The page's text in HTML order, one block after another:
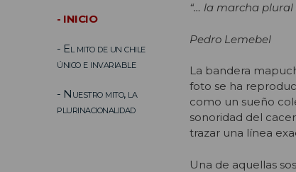
- INICIO
- El mito de un chile
único e invariable
- Nuestro mito, la
plurinacionalidad
“… la marcha plural
Pedro Lemebel
La bandera
foto se ha
como un sueño
sonoridad del
trazar una línea
Una de aquellas